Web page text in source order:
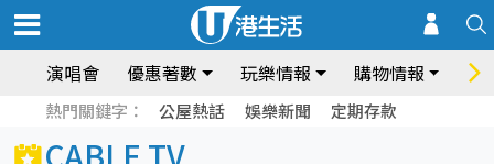
演唱會 優惠著數 玩樂情報 購物情報 飲
熱門關鍵字： 公屋熱話 娛樂新聞 定期存款
CABLE TV